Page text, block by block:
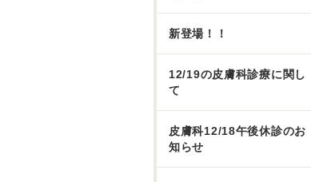
新登場！！
12/19の皮膚科診療に関し
て
皮膚科12/18午後休診のお
知らせ